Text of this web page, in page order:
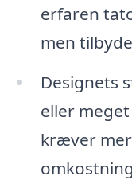
erfaren
men
Designets
eller
kræver